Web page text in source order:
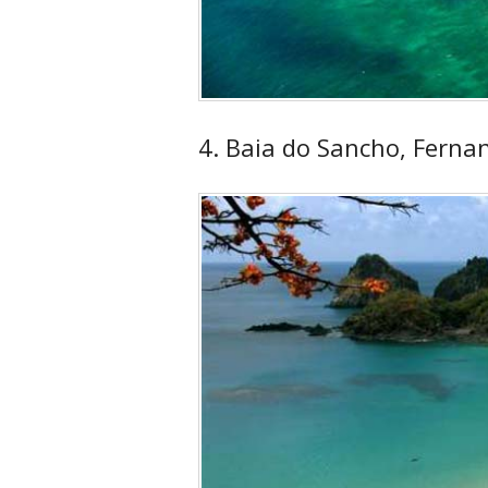
4. Baia do Sancho,